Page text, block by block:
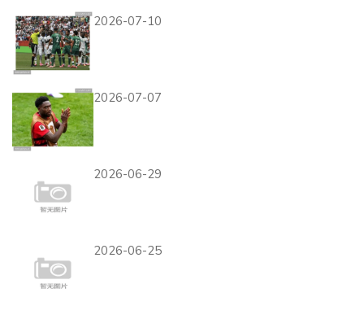
2026-07-10
2026-07-07
2026-06-29
2026-06-25